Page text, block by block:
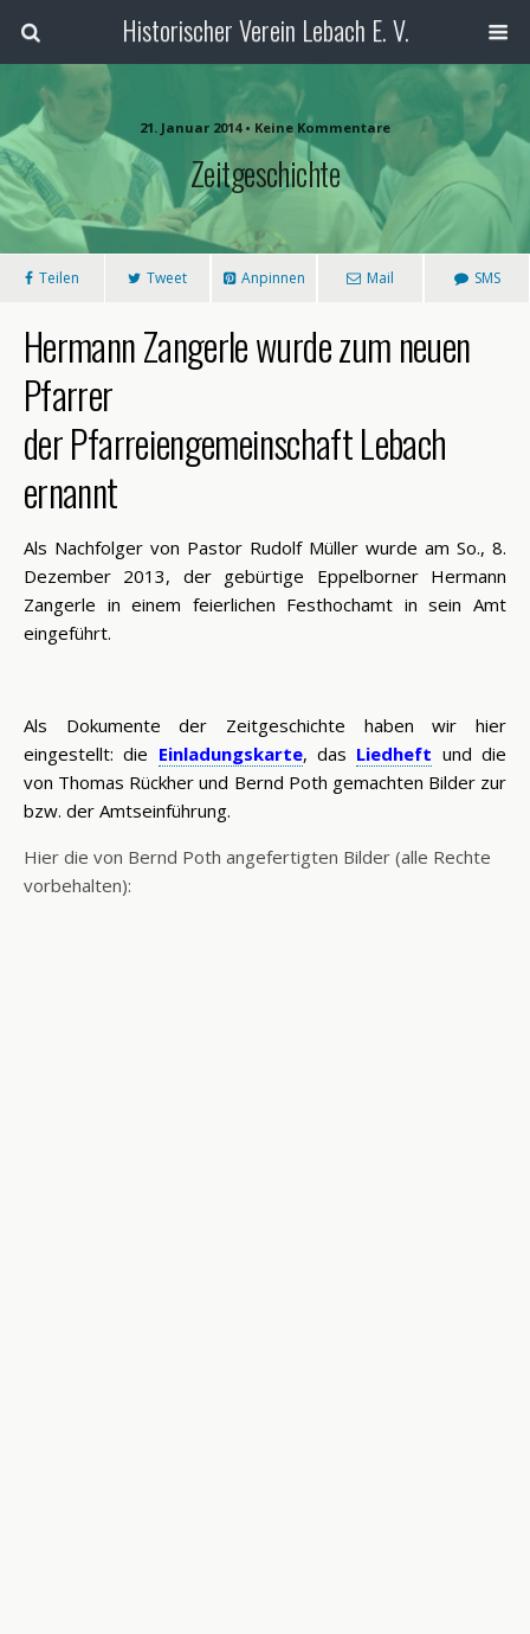
Historischer Verein Lebach E. V.
21. Januar 2014 • Keine Kommentare
Zeitgeschichte
Teilen Tweet Anpinnen Mail SMS
Hermann Zangerle wurde zum neuen
Pfarrer
der Pfarreiengemeinschaft Lebach
ernannt
Als Nachfolger von Pastor Rudolf Müller wurde am So., 8.
Dezember 2013, der gebürtige Eppelborner Hermann
Zangerle in einem feierlichen Festhochamt in sein Amt
eingeführt.
Als Dokumente der Zeitgeschichte haben wir hier
eingestellt: die Einladungskarte, das Liedheft und die
von Thomas Rückher und Bernd Poth gemachten Bilder zur
bzw. der Amtseinführung.
Hier die von Bernd Poth angefertigten Bilder (alle Rechte
vorbehalten):